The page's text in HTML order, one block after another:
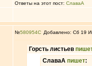
Ответы на этот пост: СлаваА
№580954 Добавлено: Сб 19
Горсть листьев
СлаваА пишет: